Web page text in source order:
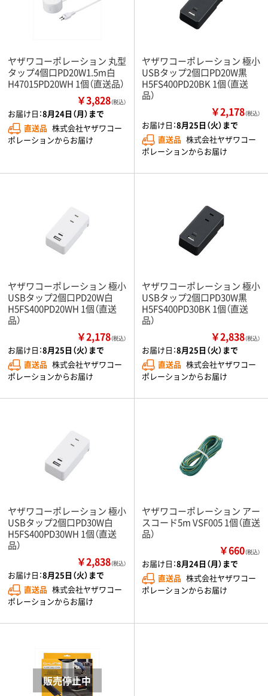
ヤザワコーポレーション 丸型
タップ4個口PD20W1.5m白
H47015PD20WH 1個（直送品）
￥3,828（税込）
お届け日：8月24日（月）まで
直送品 株式会社ヤザワコー
ポレーションからお届け
ヤザワコーポレーション 極小
USBタップ2個口PD20W黒
H5FS400PD20BK 1個（直送
品）
￥2,178（税込）
お届け日：8月25日（火）まで
直送品 株式会社ヤザワコー
ポレーションからお届け
ヤザワコーポレーション 極小
USBタップ2個口PD20W白
H5FS400PD20WH 1個（直送
品）
￥2,178（税込）
お届け日：8月25日（火）まで
直送品 株式会社ヤザワコー
ポレーションからお届け
ヤザワコーポレーション 極小
USBタップ2個口PD30W黒
H5FS400PD30BK 1個（直送
品）
￥2,838（税込）
お届け日：8月25日（火）まで
直送品 株式会社ヤザワコー
ポレーションからお届け
ヤザワコーポレーション 極小
USBタップ2個口PD30W白
H5FS400PD30WH 1個（直送
品）
￥2,838（税込）
お届け日：8月25日（火）まで
直送品 株式会社ヤザワコー
ポレーションからお届け
ヤザワコーポレーション アー
スコード5m VSF005 1個（直送
品）
￥660（税込）
お届け日：8月24日（月）まで
直送品 株式会社ヤザワコー
ポレーションからお届け